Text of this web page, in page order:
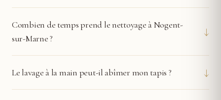
Combien de temps prend le nettoyage à Nogent-
sur-Marne ?
↓
Le lavage à la main peut-il abîmer mon tapis ? ↓